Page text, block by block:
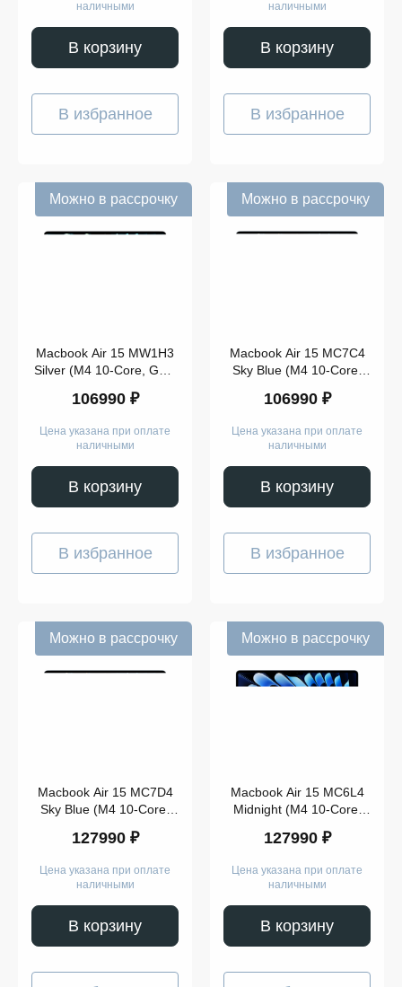
наличными
В корзину
В избранное
наличными
В корзину
В избранное
Можно в рассрочку
Macbook Air 15 MW1H3
Silver (M4 10-Core, GPU
106990 ₽
Цена указана при оплате
наличными
В корзину
В избранное
Можно в рассрочку
Macbook Air 15 MC7C4
Sky Blue (M4 10-Core,
512GB)
106990 ₽
Цена указана при оплате
наличными
В корзину
В избранное
Можно в рассрочку
Macbook Air 15 MC7D4
Sky Blue (M4 10-Core,
512GB)
127990 ₽
Цена указана при оплате
наличными
В корзину
Можно в рассрочку
Macbook Air 15 MC6L4
Midnight (M4 10-Core,
512GB)
127990 ₽
Цена указана при оплате
наличными
В корзину